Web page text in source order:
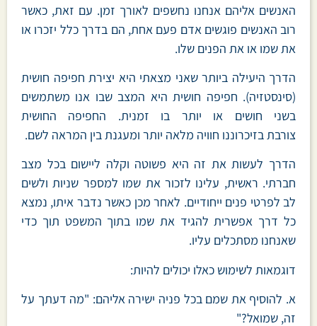
האנשים אליהם אנחנו נחשפים לאורך זמן. עם זאת, כאשר
רוב האנשים פוגשים אדם פעם אחת, הם בדרך כלל יזכרו או
את שמו או את הפנים שלו.
הדרך היעילה ביותר שאני מצאתי היא יצירת חפיפה חושית
(סינסטזיה). חפיפה חושית היא המצב שבו אנו משתמשים
בשני חושים או יותר בו זמנית. החפיפה החושית
צורבת בזיכרוננו חוויה מלאה יותר ומעגנת בין המראה לשם.
הדרך לעשות את זה היא פשוטה וקלה ליישום בכל מצב
חברתי. ראשית, עלינו לזכור את שמו למספר שניות ולשים
לב לפרטי פנים ייחודיים. לאחר מכן כאשר נדבר איתו, נמצא
כל דרך אפשרית להגיד את שמו בתוך המשפט תוך כדי
שאנחנו מסתכלים עליו.
דוגמאות לשימוש כאלו יכולים להיות:
א. להוסיף את שמם בכל פניה ישירה אליהם: "מה דעתך על
זה, שמואל?"